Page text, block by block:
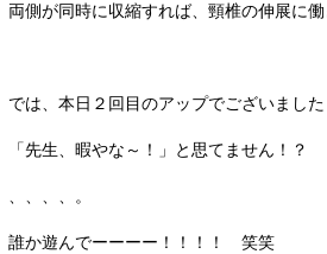
両側が同時に収縮すれば、頸椎の伸展に働
では、本日２回目のアップでございまし
「先生、暇やな～！」と思てません！？
、、、、。
誰か遊んでーーーー！！！！ 笑笑